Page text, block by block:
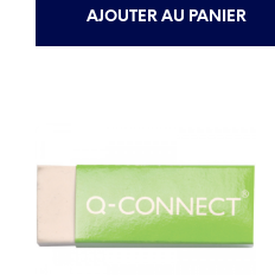
AJOUTER AU PANIER